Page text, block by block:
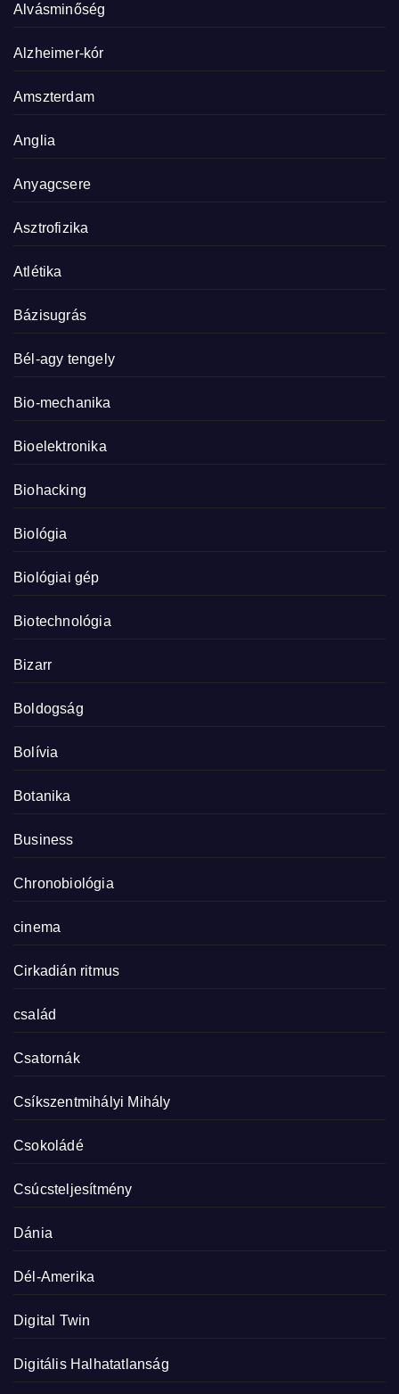
Alvásminőség
Alzheimer-kór
Amszterdam
Anglia
Anyagcsere
Asztrofizika
Atlétika
Bázisugrás
Bél-agy tengely
Bio-mechanika
Bioelektronika
Biohacking
Biológia
Biológiai gép
Biotechnológia
Bizarr
Boldogság
Bolívia
Botanika
Business
Chronobiológia
cinema
Cirkadián ritmus
család
Csatornák
Csíkszentmihályi Mihály
Csokoládé
Csúcsteljesítmény
Dánia
Dél-Amerika
Digital Twin
Digitális Halhatatlanság